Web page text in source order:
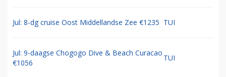
Jul: 8-dg cruise Oost Middellandse Zee €1235 TUI
Jul: 9-daagse Chogogo Dive & Beach Curacao
€1056
TUI